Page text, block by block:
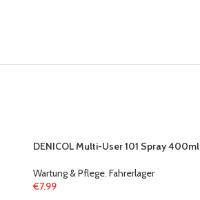
DENICOL Multi-User 101 Spray 400ml
Wartung & Pflege, Fahrerlager
€7.99